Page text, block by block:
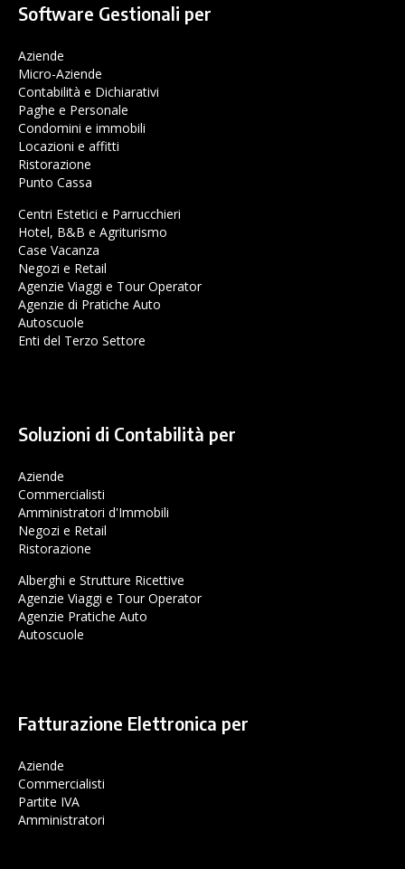
Software Gestionali per
Aziende
Micro-Aziende
Contabilità e Dichiarativi
Paghe e Personale
Condomini e immobili
Locazioni e affitti
Ristorazione
Punto Cassa
Centri Estetici e Parrucchieri
Hotel, B&B e Agriturismo
Case Vacanza
Negozi e Retail
Agenzie Viaggi e Tour Operator
Agenzie di Pratiche Auto
Autoscuole
Enti del Terzo Settore
Soluzioni di Contabilità per
Aziende
Commercialisti
Amministratori d'Immobili
Negozi e Retail
Ristorazione
Alberghi e Strutture Ricettive
Agenzie Viaggi e Tour Operator
Agenzie Pratiche Auto
Autoscuole
Fatturazione Elettronica per
Aziende
Commercialisti
Partite IVA
Amministratori